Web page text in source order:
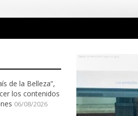
de la Belleza”,
los contenidos
06/08/2026